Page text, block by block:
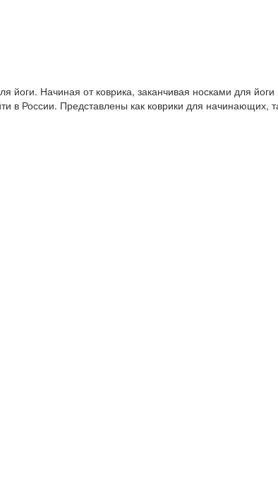
йоги. Начиная от коврика, заканчивая носками для
в России. Представлены как коврики для